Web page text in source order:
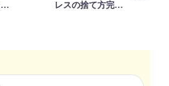
レスの捨て方完全